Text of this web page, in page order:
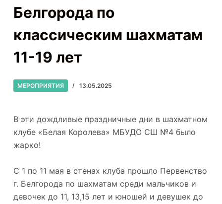
Белгорода по
классическим шахматам
11-19 лет
МЕРОПРИЯТИЯ 13.05.2025
В эти дождливые праздничные дни в шахматном
клубе «Белая Королева» МБУДО СШ №4 было
жарко!
С 1 по 11 мая в стенах клуба прошло Первенство
г. Белгорода по шахматам среди мальчиков и
девочек до 11, 13,15 лет и юношей и девушек до